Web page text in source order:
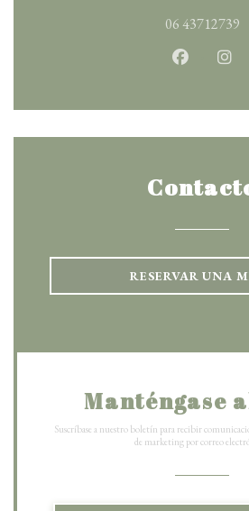
06 43712739
RESERVAR UNA
Manténgase
Suscríbase a nuestro boletín para recibir
de marketing por correo